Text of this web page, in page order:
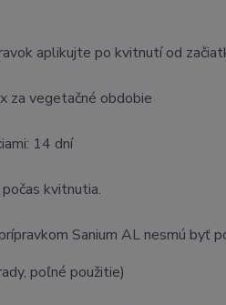
aplikujte po kvitnutí od
za vegetačné obdobie
14 dní
kvitnutia.
Sanium AL nesmú byť
poľné použitie)